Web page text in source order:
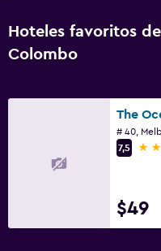
Hoteles favoritos
Colombo
The
7,5
3
$49